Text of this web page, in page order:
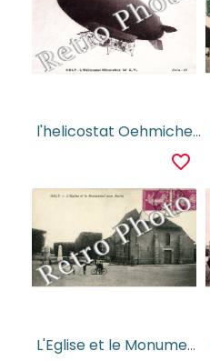
l'helicostat Oehmichen
favorite_border
L'Eglise et le Monument aux Morts